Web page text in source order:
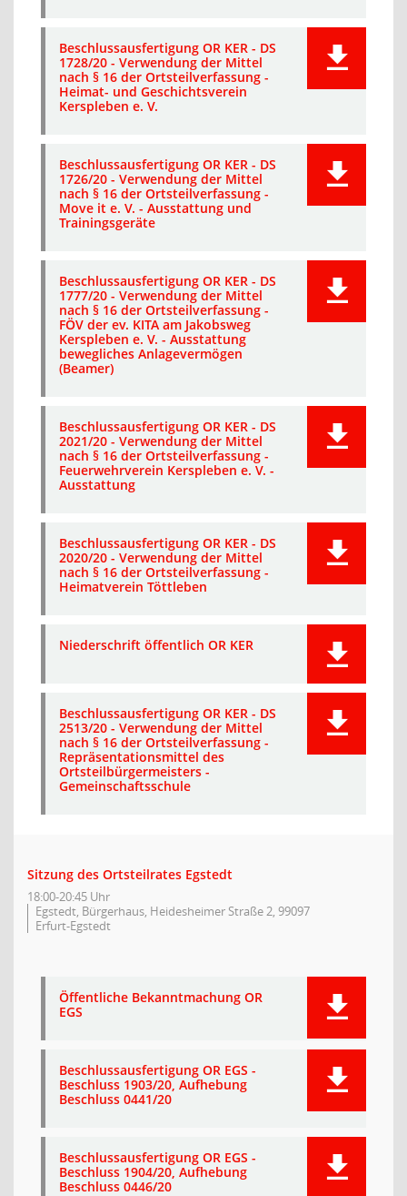
Beschlussausfertigung OR KER - DS
1728/20 - Verwendung der Mittel
nach § 16 der Ortsteilverfassung -
Heimat- und Geschichtsverein
Kerspleben e. V.
Beschlussausfertigung OR KER - DS
1726/20 - Verwendung der Mittel
nach § 16 der Ortsteilverfassung -
Move it e. V. - Ausstattung und
Trainingsgeräte
Beschlussausfertigung OR KER - DS
1777/20 - Verwendung der Mittel
nach § 16 der Ortsteilverfassung -
FÖV der ev. KITA am Jakobsweg
Kerspleben e. V. - Ausstattung
bewegliches Anlagevermögen
(Beamer)
Beschlussausfertigung OR KER - DS
2021/20 - Verwendung der Mittel
nach § 16 der Ortsteilverfassung -
Feuerwehrverein Kerspleben e. V. -
Ausstattung
Beschlussausfertigung OR KER - DS
2020/20 - Verwendung der Mittel
nach § 16 der Ortsteilverfassung -
Heimatverein Töttleben
Niederschrift öffentlich OR KER
Beschlussausfertigung OR KER - DS
2513/20 - Verwendung der Mittel
nach § 16 der Ortsteilverfassung -
Repräsentationsmittel des
Ortsteilbürgermeisters -
Gemeinschaftsschule
Sitzung des Ortsteilrates Egstedt
18:00-20:45 Uhr
Egstedt, Bürgerhaus, Heidesheimer Straße 2, 99097
Erfurt-Egstedt
Öffentliche Bekanntmachung OR
EGS
Beschlussausfertigung OR EGS -
Beschluss 1903/20, Aufhebung
Beschluss 0441/20
Beschlussausfertigung OR EGS -
Beschluss 1904/20, Aufhebung
Beschluss 0446/20